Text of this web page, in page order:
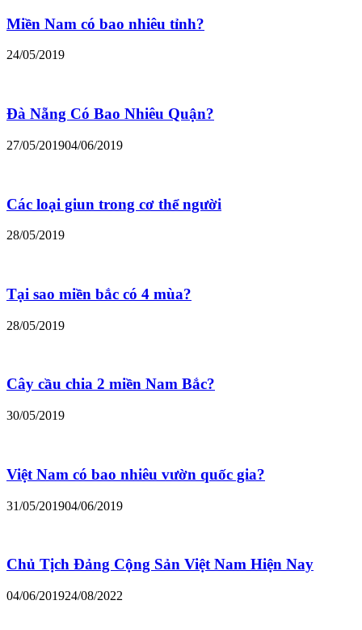
Miền Nam có bao nhiêu tỉnh?
24/05/2019
Đà Nẵng Có Bao Nhiêu Quận?
27/05/201904/06/2019
Các loại giun trong cơ thể người
28/05/2019
Tại sao miền bắc có 4 mùa?
28/05/2019
Cây cầu chia 2 miền Nam Bắc?
30/05/2019
Việt Nam có bao nhiêu vườn quốc gia?
31/05/201904/06/2019
Chủ Tịch Đảng Cộng Sản Việt Nam Hiện Nay
04/06/201924/08/2022